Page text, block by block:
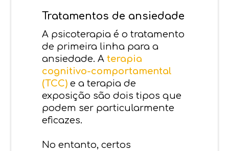
Tratamentos de ansiedade
A psicoterapia é o tratamento
de primeira linha para a
ansiedade. Aterapia
cognitivo-comportamental
(TCC) e a terapia de
exposição são dois tipos que
podem ser particularmente
eficazes.
No entanto, certos